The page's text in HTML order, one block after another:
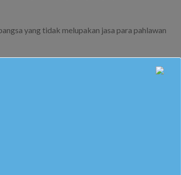
yang tidak melupakan jasa para pahlawan
yaitu Jangan Sekali Sekali